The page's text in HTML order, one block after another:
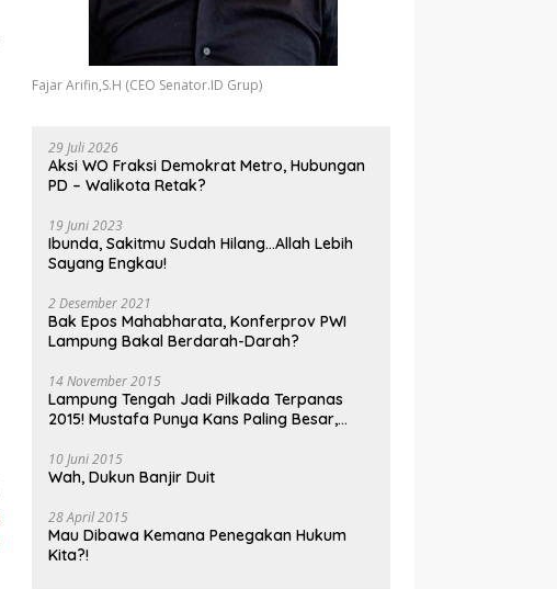
Fajar Arifin,S.H (CEO Senator.ID Grup)
29 Juli 2026
Aksi WO Fraksi Demokrat Metro, Hubungan
PD – Walikota Retak?
19 Juni 2023
Ibunda, Sakitmu Sudah Hilang…Allah Lebih
Sayang Engkau!
2 Desember 2021
Bak Epos Mahabharata, Konferprov PWI
Lampung Bakal Berdarah-Darah?
14 November 2015
Lampung Tengah Jadi Pilkada Terpanas
2015! Mustafa Punya Kans Paling Besar,
10 Juni 2015
Wah, Dukun Banjir Duit
28 April 2015
Mau Dibawa Kemana Penegakan Hukum
Kita?!